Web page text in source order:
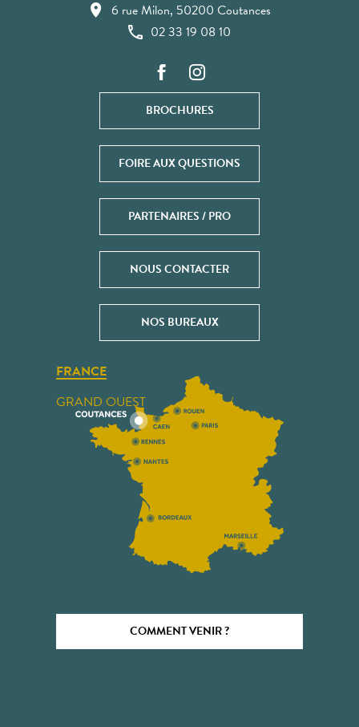
6 rue Milon, 50200 Coutances
02 33 19 08 10
BROCHURES
FOIRE AUX QUESTIONS
PARTENAIRES / PRO
NOUS CONTACTER
NOS BUREAUX
FRANCE
GRAND OUEST
COMMENT VENIR ?